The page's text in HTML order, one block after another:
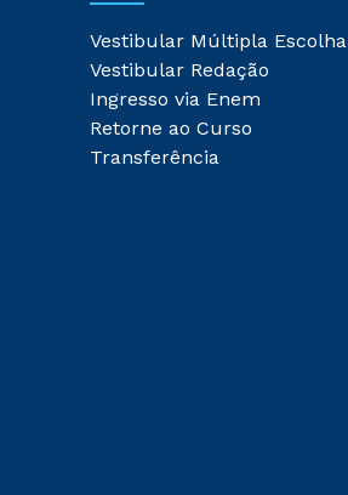
Vestibular Múltipla Escolha
Vestibular Redação
Ingresso via Enem
Retorne ao Curso
Transferência